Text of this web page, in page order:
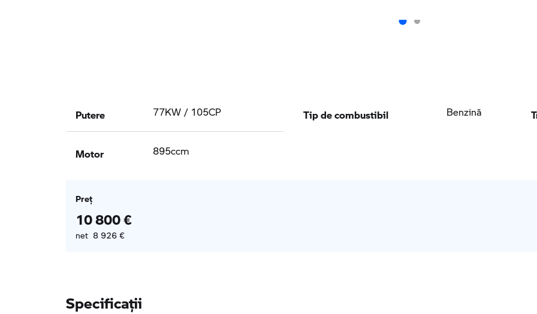
Putere 77KW / 105CP
Motor 895ccm
Tip de combustibil Benzină
Preţ
10 800 €
net 8 926 €
Specificaţii